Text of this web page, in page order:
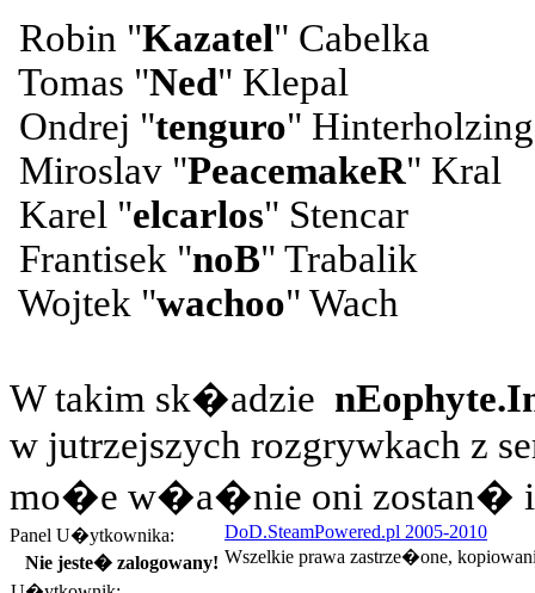
Robin "Kazatel" Cabelka
Tomas "Ned" Klepal
Ondrej "tenguro"
Miroslav "PeacemakeR" Kral
Karel "elcarlos" Stencar
Frantisek "noB" Trabalik
Wojtek "wachoo" Wach
W takim sk�adzie
w jutrzejszych rozgrywkach z
mo�e w�a�nie oni zostan�
Panel U�ytkownika:
Nie jeste� zalogowany!
DoD.SteamPowered.pl 2005-2010
Wszelkie prawa zastrze�one,